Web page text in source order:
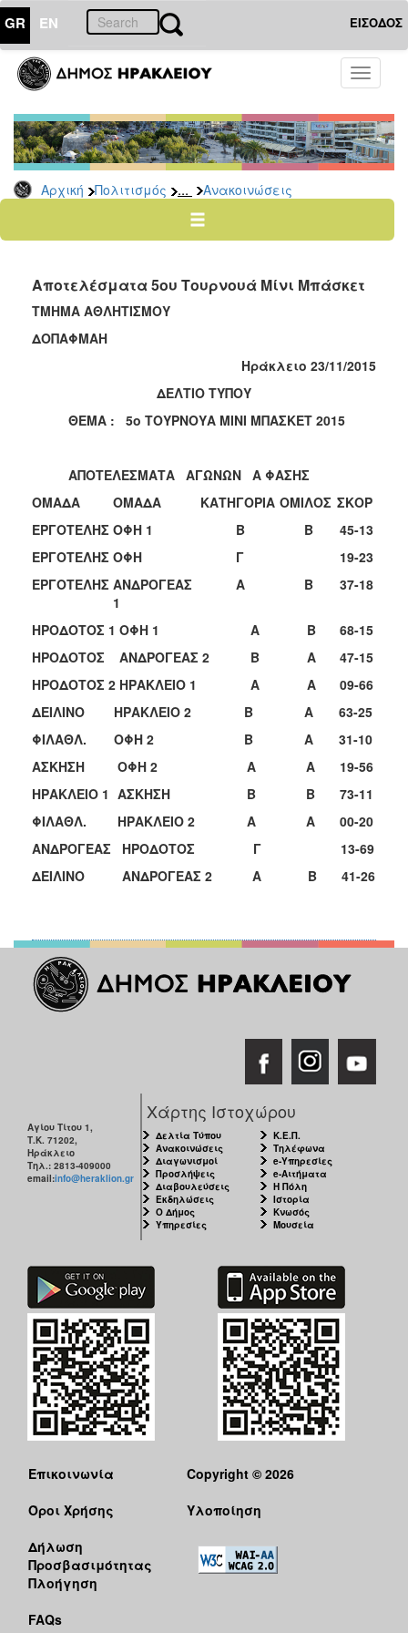
GR EN ΕΙΣΟΔΟΣ
Toggle
Αρχική Πολιτισμός ... Ανακοινώσεις
ΠΟΛΙΤΙΣΜΟΣ
Ποδήλατα
ΤΟΠΟΣ
ΔΗΜΟΣ
ΑΝΘΕΚΤΙΚΗ
Αποτελέσματα 5ου Τουρνουά Μίνι Μπάσκετ
ΤΜΗΜΑ ΑΘΛΗΤΙΣΜΟΥ
ΔΟΠΑΦΜΑΗ
Ηράκλειο 23/11/2015
ΔΕΛΤΙΟ ΤΥΠΟΥ
ΘΕΜΑ : 5ο ΤΟΥΡΝΟΥΑ ΜΙΝΙ ΜΠΑΣΚΕΤ 2015
ΑΠΟΤΕΛΕΣΜΑΤΑ ΑΓΩΝΩΝ Α ΦΑΣΗΣ
ΟΜΑΔΑ
ΟΜΑΔΑ ΚΑΤΗΓΟΡΙΑ ΟΜΙΛΟΣ ΣΚΟΡ
ΕΡΓΟΤΕΛΗΣ ΟΦΗ 1 Β Β
45-13
ΕΡΓΟΤΕΛΗΣ ΟΦΗ Γ
19-23
ΕΡΓΟΤΕΛΗΣ ΑΝΔΡΟΓΕΑΣ
1
Α Β 37-18
ΗΡΟΔΟΤΟΣ 1 ΟΦΗ 1 Α Β
68-15
ΗΡΟΔΟΤΟΣ
ΑΝΔΡΟΓΕΑΣ 2 Β Α
47-15
ΗΡΟΔΟΤΟΣ 2 ΗΡΑΚΛΕΙΟ 1 Α Α
09-66
ΔΕΙΛΙΝΟ
ΗΡΑΚΛΕΙΟ 2 Β Α
63-25
ΦΙΛΑΘΛ.
ΟΦΗ 2 Β Α
31-10
ΑΣΚΗΣΗ
ΟΦΗ 2 Α Α
19-56
ΗΡΑΚΛΕΙΟ 1 ΑΣΚΗΣΗ Β Β
73-11
ΦΙΛΑΘΛ.
ΗΡΑΚΛΕΙΟ 2 Α Α
00-20
ΑΝΔΡΟΓΕΑΣ
ΗΡΟΔΟΤΟΣ Γ
13-69
ΔΕΙΛΙΝΟ
ΑΝΔΡΟΓΕΑΣ 2 Α Β 41-26
Αγίου Τίτου 1,
Τ.Κ. 71202,
Ηράκλειο
Τηλ.: 2813-409000
email:info@heraklion.gr
Χάρτης Ιστοχώρου
Δελτία Τύπου
Ανακοινώσεις
Διαγωνισμοί
Προσλήψεις
Διαβουλεύσεις
Εκδηλώσεις
Ο Δήμος
Υπηρεσίες
Κ.Ε.Π.
Τηλέφωνα
e-Υπηρεσίες
e-Αιτήματα
Η Πόλη
Ιστορία
Κνωσός
Μουσεία
Επικοινωνία
Όροι Χρήσης
Δήλωση
Προσβασιμότητας
Πλοήγηση
FAQs
Copyright © 2026
Υλοποίηση